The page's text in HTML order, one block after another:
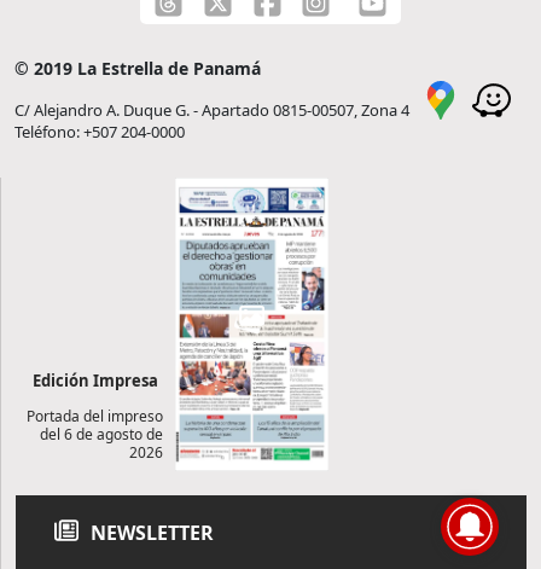
© 2019 La Estrella de Panamá
C/ Alejandro A. Duque G. - Apartado 0815-00507, Zona 4
Teléfono: +507 204-0000
Edición Impresa
Portada del impreso
del 6 de agosto de
2026
NEWSLETTER